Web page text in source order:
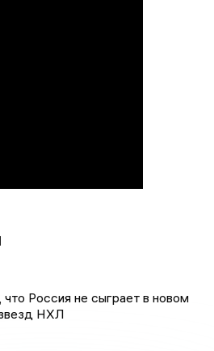
что Россия не сыграет в новом
НХЛ